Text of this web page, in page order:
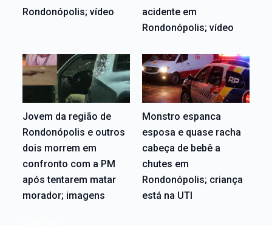
Rondonópolis; vídeo
acidente em
Rondonópolis; vídeo
Jovem da região de
Rondonópolis e outros
dois morrem em
confronto com a PM
após tentarem matar
morador; imagens
Monstro espanca
esposa e quase racha
cabeça de bebê a
chutes em
Rondonópolis; criança
está na UTI